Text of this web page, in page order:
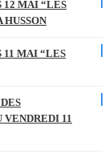
12 MAI “LES
11 MAI “LES
VENDREDI 11